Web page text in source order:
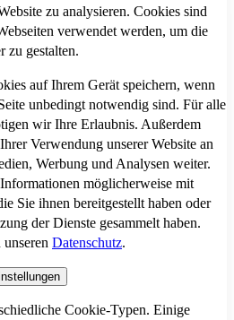
zu analysieren. Cookies sind
verwendet werden, um die
zu gestalten.
auf Ihrem Gerät speichern, wenn
unbedingt notwendig sind. Für alle
wir Ihre Erlaubnis. Außerdem
Verwendung unserer Website an
Werbung und Analysen weiter.
möglicherweise mit
Sie ihnen bereitgestellt haben oder
der Dienste gesammelt haben.
Datenschutz.
Cookie-Typen. Einige